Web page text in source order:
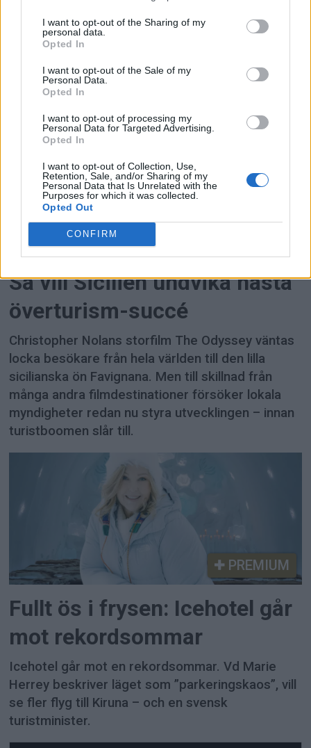
I want to opt-out of the Sharing of my
personal data.
Opted In
I want to opt-out of the Sale of my
Personal Data.
Opted In
I want to opt-out of processing my
Personal Data for Targeted Advertising.
Opted In
I want to opt-out of Collection, Use,
Retention, Sale, and/or Sharing of my
Personal Data that Is Unrelated with the
Purposes for which it was collected.
Opted Out
CONFIRM
föränderligt omvärldsläge ställer stora krav
på Försvarsmakten? Då kan detta vara en
roll för dig!
Filmturismens nya dilemma:
Så vill Sicilien undvika nästa
överturism-succé
Christopher Nolans storfilm The Odyssey väntas
locka besökare från hela världen till den lilla
sicilianska ön Favignana. Men till skillnad från
många andra filmdestinationer försöker lokala
myndigheter redan nu styra utvecklingen – innan
turistboomen slår till.
PREMIUM
Fullt ös i frysen: Icehotel går
mot rekordsommar
Icehotel går mot en rekordsommar. Vd Marie
Herrey beskriver läget som ”parkeringskaos”, vill
se fler flyg till Kiruna – och en svensk
turistminister.